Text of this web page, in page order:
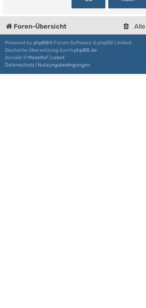
Foren-Übersicht
Powered by phpBB® Forum Software © phpBB Limited
Deutsche Übersetzung durchphpBB.de
damaïo © Mazeltof cabot
Datenschutz Nutzungsbedingungen